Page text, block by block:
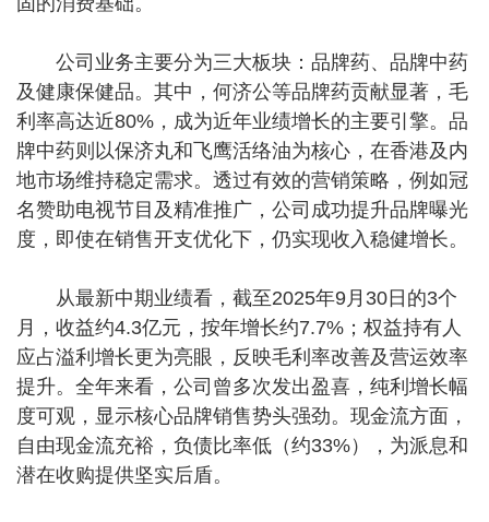
公司业务主要分为三大板块：品牌药、品牌中药
及健康保健品。其中，何济公等品牌药贡献显著，毛
利率高达近80%，成为近年业绩增长的主要引擎。品
牌中药则以保济丸和飞鹰活络油为核心，在香港及内
地市场维持稳定需求。透过有效的营销策略，例如冠
名赞助电视节目及精准推广，公司成功提升品牌曝光
度，即使在销售开支优化下，仍实现收入稳健增长。
从最新中期业绩看，截至2025年9月30日的3个
月，收益约4.3亿元，按年增长约7.7%；权益持有人
应占溢利增长更为亮眼，反映毛利率改善及营运效率
提升。全年来看，公司曾多次发出盈喜，纯利增长幅
度可观，显示核心品牌销售势头强劲。现金流方面，
自由现金流充裕，负债比率低（约33%），为派息和
潜在收购提供坚实后盾。